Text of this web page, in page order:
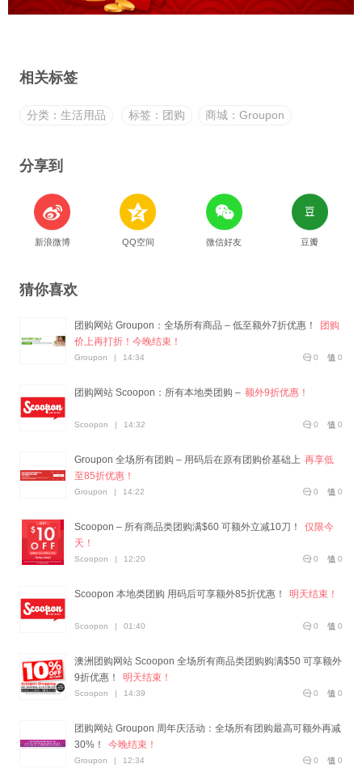
相关标签
分类：生活用品 标签：团购 商城：Groupon
分享到
新浪微博 QQ空间 微信好友 豆瓣
猜你喜欢
团购网站 Groupon：全场所有商品 – 低至额外7折优惠！
团购
价上再打折！今晚结束！
0
0
Groupon 14:34
团购网站 Scoopon：所有本地类团购 – 额外9折优惠！
0
0
Scoopon 14:32
Groupon 全场所有团购 – 用码后在原有团购价基础上 再享低
至85折优惠！
0
0
Groupon 14:22
Scoopon – 所有商品类团购满$60 可额外立减10刀！
仅限今
天！
0
0
Scoopon 12:20
Scoopon 本地类团购 用码后可享额外85折优惠！ 明天结束！
0
0
Scoopon 01:40
澳洲团购网站 Scoopon 全场所有商品类团购购满$50 可享额外
9折优惠！
明天结束！
0
0
Scoopon 14:39
团购网站 Groupon 周年庆活动：全场所有团购最高可额外再减
30%！
今晚结束！
0
0
Groupon 12:34